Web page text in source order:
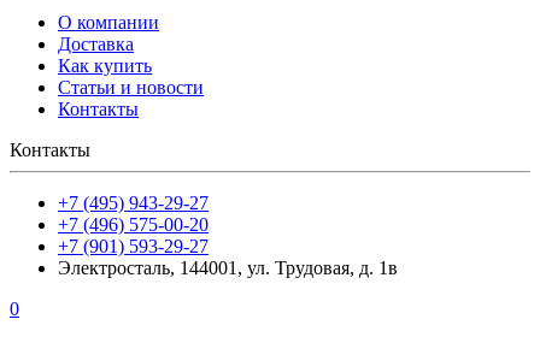
О компании
Доставка
Как купить
Статьи и новости
Контакты
Контакты
+7 (495) 943-29-27
+7 (496) 575-00-20
+7 (901) 593-29-27
Электросталь, 144001, ул. Трудовая, д. 1в
0